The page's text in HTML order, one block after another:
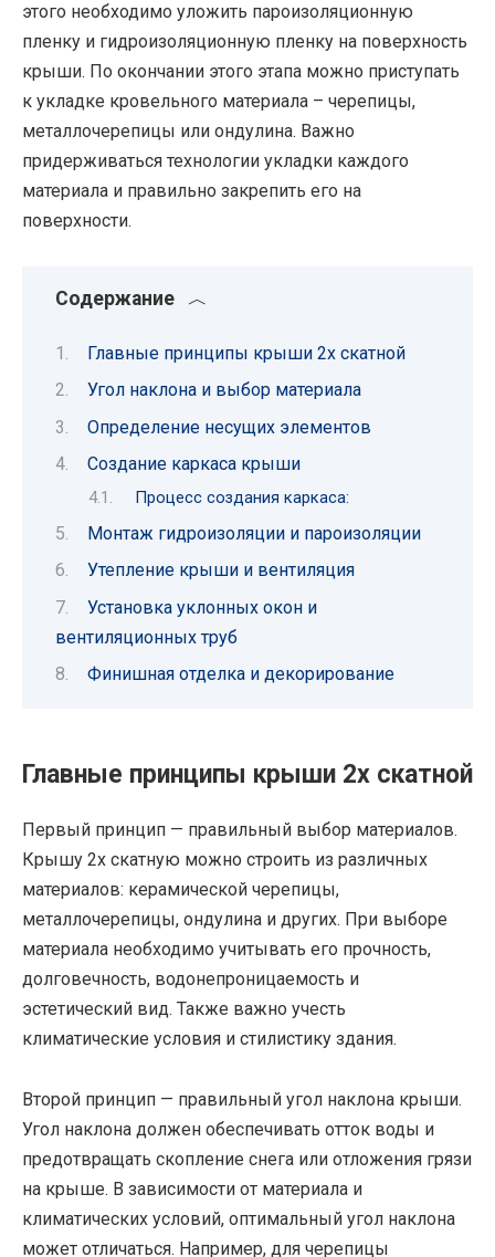
этого необходимо уложить пароизоляционную
пленку и гидроизоляционную пленку на поверхность
крыши. По окончании этого этапа можно приступать
к укладке кровельного материала – черепицы,
металлочерепицы или ондулина. Важно
придерживаться технологии укладки каждого
материала и правильно закрепить его на
поверхности.
Содержание
Главные принципы крыши 2х скатной
Угол наклона и выбор материала
Определение несущих элементов
Создание каркаса крыши
Процесс создания каркаса:
Монтаж гидроизоляции и пароизоляции
Утепление крыши и вентиляция
Установка уклонных окон и
вентиляционных труб
Финишная отделка и декорирование
Главные принципы крыши 2х скатной
Первый принцип — правильный выбор материалов.
Крышу 2х скатную можно строить из различных
материалов: керамической черепицы,
металлочерепицы, ондулина и других. При выборе
материала необходимо учитывать его прочность,
долговечность, водонепроницаемость и
эстетический вид. Также важно учесть
климатические условия и стилистику здания.
Второй принцип — правильный угол наклона крыши.
Угол наклона должен обеспечивать отток воды и
предотвращать скопление снега или отложения грязи
на крыше. В зависимости от материала и
климатических условий, оптимальный угол наклона
может отличаться. Например, для черепицы